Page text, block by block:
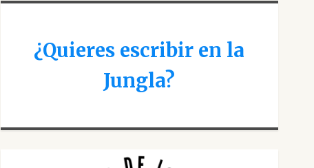
¿Quieres escribir en la
Jungla?